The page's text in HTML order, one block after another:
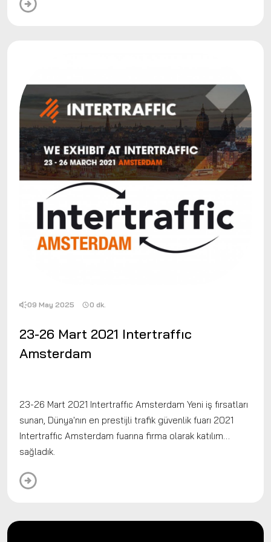
09 May 2025 0 dk.
23-26 Mart 2021 Intertraffıc
Amsterdam
23-26 Mart 2021 Intertraffıc Amsterdam Yeni iş fırsatları
sunan, Dünya'nın en prestijli trafik güvenlik fuarı 2021
Intertraffıc Amsterdam fuarına firma olarak katılım
sağladık.